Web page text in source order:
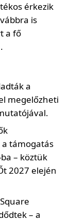
érkezik
is
a fő
a
megelőzheti
támogatás
– köztük
2027 elején
– a